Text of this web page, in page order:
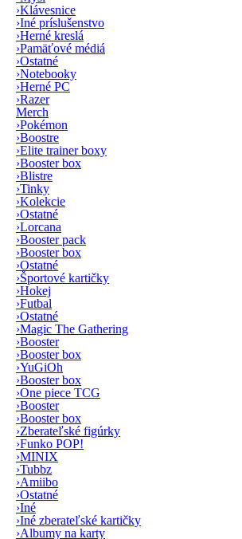
›Klávesnice
›Iné príslušenstvo
›Herné kreslá
›Pamäťové médiá
›Ostatné
›Notebooky
›Herné PC
›Razer
Merch
›Pokémon
›Boostre
›Elite trainer boxy
›Booster box
›Blistre
›Tinky
›Kolekcie
›Ostatné
›Lorcana
›Booster pack
›Booster box
›Ostatné
›Športové kartičky
›Hokej
›Futbal
›Ostatné
›Magic The Gathering
›Booster
›Booster box
›YuGiOh
›Booster box
›One piece TCG
›Booster
›Booster box
›Zberateľské figúrky
›Funko POP!
›MINIX
›Tubbz
›Amiibo
›Ostatné
›Iné
›Iné zberateľské kartičky
›Albumy na karty